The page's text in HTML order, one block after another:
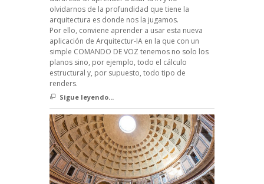
olvidarnos de la profundidad que tiene la
arquitectura es donde nos la jugamos.
Por ello, conviene aprender a usar esta nueva
aplicación de Arquitectur-IA en la que con un
simple COMANDO DE VOZ tenemos no solo los
planos sino, por ejemplo, todo el cálculo
estructural y, por supuesto, todo tipo de
renders.
Sigue leyendo...